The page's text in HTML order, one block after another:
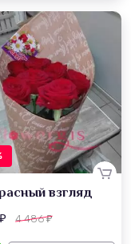
взгляд
₽ 4 486₽